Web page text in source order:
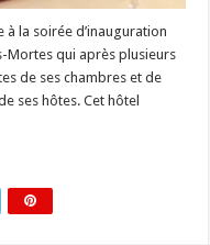
à la soirée d’inauguration
Mortes qui après plusieurs
de ses chambres et de
ses hôtes. Cet hôtel